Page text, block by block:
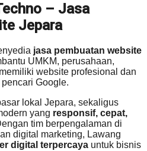
– Jasa
Jepara
jasa pembuatan website
UMKM, perusahaan,
website profesional dan
Google.
lokal Jepara, sekaligus
yang responsif, cepat,
tim berpengalaman di
digital marketing, Lawang
digital terpercaya untuk bisnis